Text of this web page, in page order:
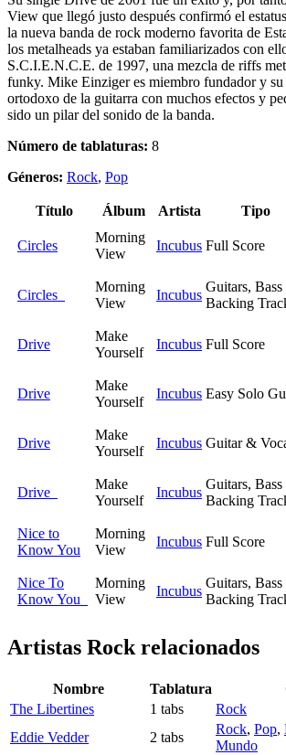
View que llegó justo después confirmó el
la nueva banda de rock moderno favorita de
los metalheads ya estaban familiarizados con
S.C.I.E.N.C.E. de 1997, una mezcla de riffs
funky. Mike Einziger es miembro fundador y
ortodoxo de la guitarra con muchos efectos y
sido un pilar del sonido de la banda.
Número de tablaturas: 8
Géneros: Rock, Pop
Título Álbum Artista Tipo
Circles
Morning
View
Incubus Full Score
Circles
Morning
View
Incubus
Guitars,
Backing
Drive
Make
Yourself
Incubus Full Score
Drive
Make
Yourself
Incubus Easy Solo
Drive
Make
Yourself
Incubus Guitar &
Drive
Make
Yourself
Incubus
Guitars,
Backing
Nice to
Know You
Morning
View
Incubus Full Score
Nice To
Know You
Morning
View
Incubus
Guitars,
Backing
Artistas Rockrelacionados
Nombre Tablatura
The Libertines
1 tabs
Rock
Eddie Vedder
2 tabs
Rock, Pop,
Mundo